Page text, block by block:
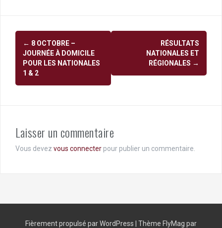
Navigation
d'article
← 8 OCTOBRE –
JOURNÉE À DOMICILE
POUR LES NATIONALES
1 & 2
RÉSULTATS
NATIONALES ET
RÉGIONALES →
Laisser un commentaire
Vous devez vous connecter pour publier un commentaire.
Fièrement propulsé par WordPress Thème FlyMag par